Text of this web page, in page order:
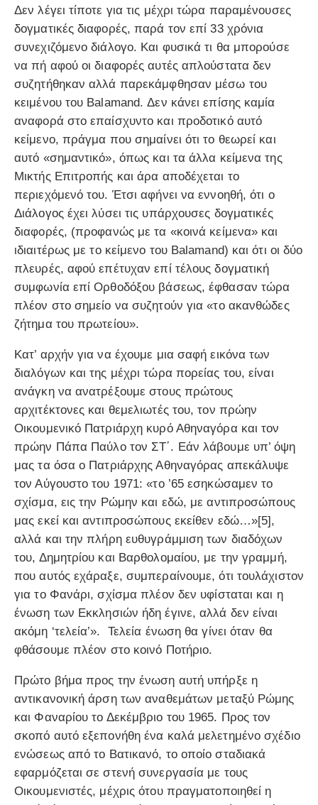
Δεν λέγει τίποτε για τις μέχρι τώρα παραμένουσες
δογματικές διαφορές, παρά τον επί 33 χρόνια
συνεχιζόμενο διάλογο. Και φυσικά τι θα μπορούσε
να πή αφού οι διαφορές αυτές απλούστατα δεν
συζητήθηκαν αλλά παρεκάμφθησαν μέσω του
κειμένου του Balamand. Δεν κάνει επίσης καμία
αναφορά στο επαίσχυντο και προδοτικό αυτό
κείμενο, πράγμα που σημαίνει ότι το θεωρεί και
αυτό «σημαντικό», όπως και τα άλλα κείμενα της
Μικτής Επιτροπής και άρα αποδέχεται το
περιεχόμενό του. Έτσι αφήνει να εννοηθή, ότι ο
Διάλογος έχει λύσει τις υπάρχουσες δογματικές
διαφορές, (προφανώς με τα «κοινά κείμενα» και
ιδιαιτέρως με το κείμενο του Balamand) και ότι οι δύο
πλευρές, αφού επέτυχαν επί τέλους δογματική
συμφωνία επί Ορθοδόξου βάσεως, έφθασαν τώρα
πλέον στο σημείο να συζητούν για «το ακανθώδες
ζήτημα του πρωτείου».
Κατ’ αρχήν για να έχουμε μια σαφή εικόνα των
διαλόγων και της μέχρι τώρα πορείας του, είναι
ανάγκη να ανατρέξουμε στους πρώτους
αρχιτέκτονες και θεμελιωτές του, τον πρώην
Οικουμενικό Πατριάρχη κυρό Αθηναγόρα και τον
πρώην Πάπα Παύλο τον ΣΤ΄. Εάν λάβουμε υπ’ όψη
μας τα όσα ο Πατριάρχης Αθηναγόρας απεκάλυψε
τον Αύγουστο του 1971: «το ’65 εσηκώσαμεν το
σχίσμα, εις την Ρώμην και εδώ, με αντιπροσώπους
μας εκεί και αντιπροσώπους εκείθεν εδώ…»[5],
αλλά και την πλήρη ευθυγράμμιση των διαδόχων
του, Δημητρίου και Βαρθολομαίου, με την γραμμή,
που αυτός εχάραξε, συμπεραίνουμε, ότι τουλάχιστον
για το Φανάρι, σχίσμα πλέον δεν υφίσταται και η
ένωση των Εκκλησιών ήδη έγινε, αλλά δεν είναι
ακόμη ‘τελεία’». Τελεία ένωση θα γίνει όταν θα
φθάσουμε πλέον στο κοινό Ποτήριο.
Πρώτο βήμα προς την ένωση αυτή υπήρξε η
αντικανονική άρση των αναθεμάτων μεταξύ Ρώμης
και Φαναρίου το Δεκέμβριο του 1965. Προς τον
σκοπό αυτό εξεπονήθη ένα καλά μελετημένο σχέδιο
ενώσεως από το Βατικανό, το οποίο σταδιακά
εφαρμόζεται σε στενή συνεργασία με τους
Οικουμενιστές, μέχρις ότου πραγματοποιηθεί η